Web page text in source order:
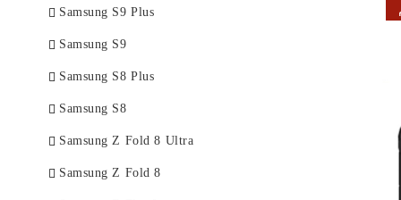
Samsung S9 Plus
Samsung S9
Samsung S8 Plus
Samsung S8
Samsung Z Fold 8 Ultra
Samsung Z Fold 8